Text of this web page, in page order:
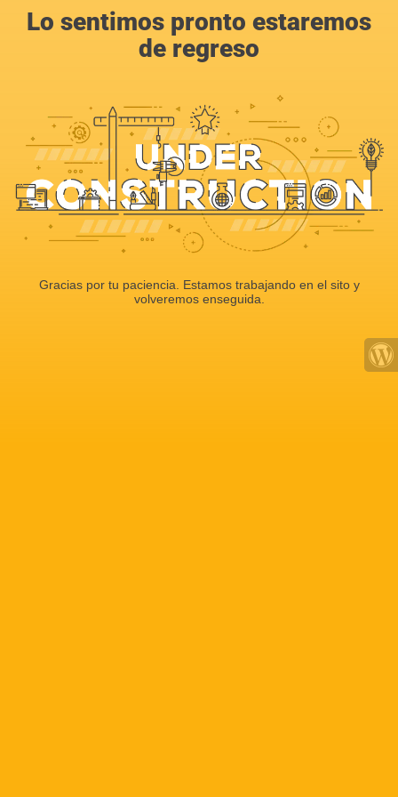
Lo sentimos pronto estaremos
de regreso
Gracias por tu paciencia. Estamos trabajando en el sito y
volveremos enseguida.